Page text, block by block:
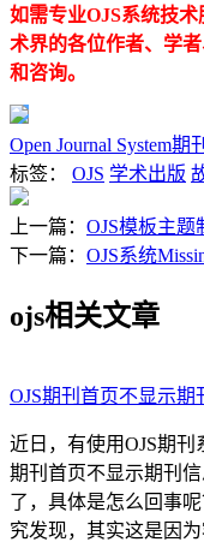
如需专业OJS系统技
术界的各位作者、学
和咨询。
Open Journal System
标签：
OJS 学术出版
上一篇： OJS模板主题
下一篇： OJS系统
ojs相关文章
OJS期刊首页不显示期
近日，有使用OJS期
期刊首页不显示期刊信
了，具体是怎么回事
究发现，其实这是因